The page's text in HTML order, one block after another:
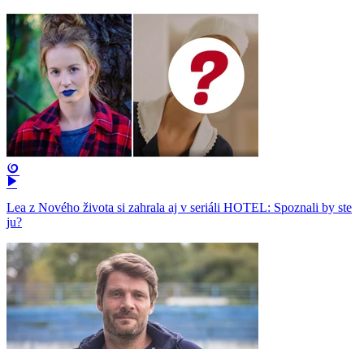
Lea z Nového života si zahrala aj v seriáli HOTEL: Spoznali by ste
ju?